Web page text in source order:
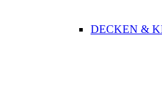
DECKEN &